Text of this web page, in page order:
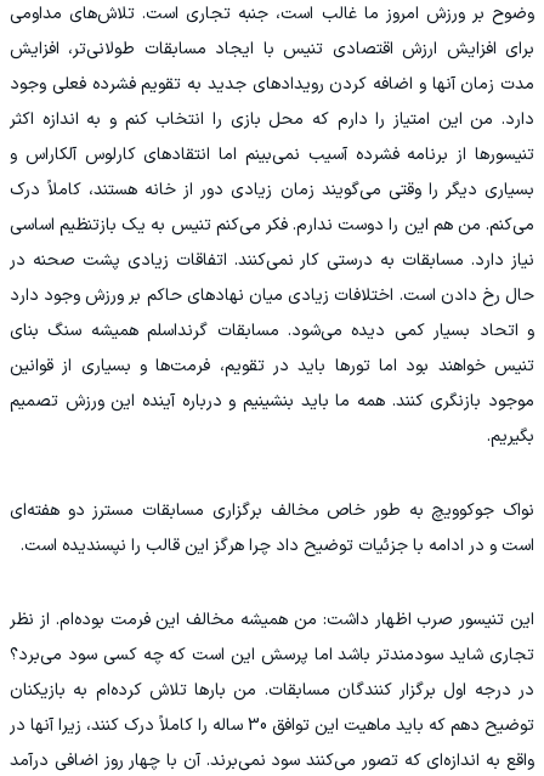
وضوح بر ورزش امروز ما غالب است، جنبه تجاری است. تلاش‌های مداومی
برای افزایش ارزش اقتصادی تنیس با ایجاد مسابقات طولانی‌تر، افزایش
مدت زمان آنها و اضافه کردن رویدادهای جدید به تقویم فشرده فعلی وجود
دارد. من این امتیاز را دارم که محل بازی را انتخاب کنم و به اندازه اکثر
تنیسورها از برنامه فشرده آسیب نمی‌بینم اما انتقادهای کارلوس آلکاراس و
بسیاری دیگر را وقتی می‌گویند زمان زیادی دور از خانه هستند، کاملاً درک
می‌کنم. من هم این را دوست ندارم. فکر می‌کنم تنیس به یک بازتنظیم اساسی
نیاز دارد. مسابقات به‌ درستی کار نمی‌کنند. اتفاقات زیادی پشت صحنه در
حال رخ دادن است. اختلافات زیادی میان نهادهای حاکم بر ورزش وجود دارد
و اتحاد بسیار کمی دیده می‌شود. مسابقات گرنداسلم همیشه سنگ‌ بنای
تنیس خواهند بود اما تورها باید در تقویم، فرمت‌ها و بسیاری از قوانین
موجود بازنگری کنند. همه ما باید بنشینیم و درباره آینده این ورزش تصمیم
بگیریم.
نواک جوکوویچ به‌ طور خاص مخالف برگزاری مسابقات مسترز دو هفته‌ای
است و در ادامه با جزئیات توضیح داد چرا هرگز این قالب را نپسندیده است.
این تنیسور صرب اظهار داشت: من همیشه مخالف این فرمت بوده‌ام. از نظر
تجاری شاید سودمندتر باشد اما پرسش این است که چه کسی سود می‌برد؟
در درجه اول برگزار کنندگان مسابقات. من بارها تلاش کرده‌ام به بازیکنان
توضیح دهم که باید ماهیت این توافق 30 ساله را کاملاً درک کنند، زیرا آنها در
واقع به اندازه‌ای که تصور می‌کنند سود نمی‌برند. آن با چهار روز اضافی درآمد